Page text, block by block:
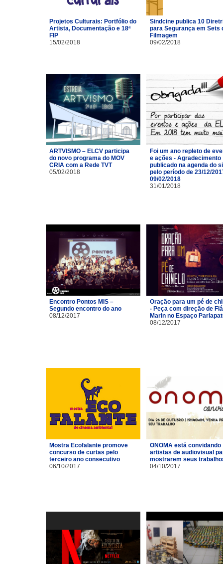
Projetos Culturais: Portfólio do
Artista, Documentação e 18ª
FIP
15/02/2018
Sindcine publica 10
para Segurança em Sets
Filmagem
09/02/2018
ARTVISMO – ELCV participa
do novo programa do MOV
CRIA com a Rede TVT
05/02/2018
Foi um ano repleto de
e ações - Agradecimento
publicado na agenda do
pelo período de 23/12/
09/02/2018
31/01/2018
Encontro Pontos MIS –
Segundo encontro do ano
08/12/2017
Oração para um pé de
- Peça com direção de
Marin no Espaço
08/12/2017
Mostra Ecofalante promove
concurso de curtas pelo
terceiro ano consecutivo
06/10/2017
ONOMA está convidando
artistas de audiovisual
mostrarem seus
04/10/2017